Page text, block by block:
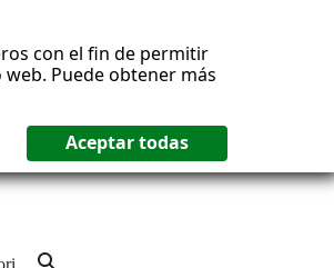
con el fin de permitir
Puede obtener más